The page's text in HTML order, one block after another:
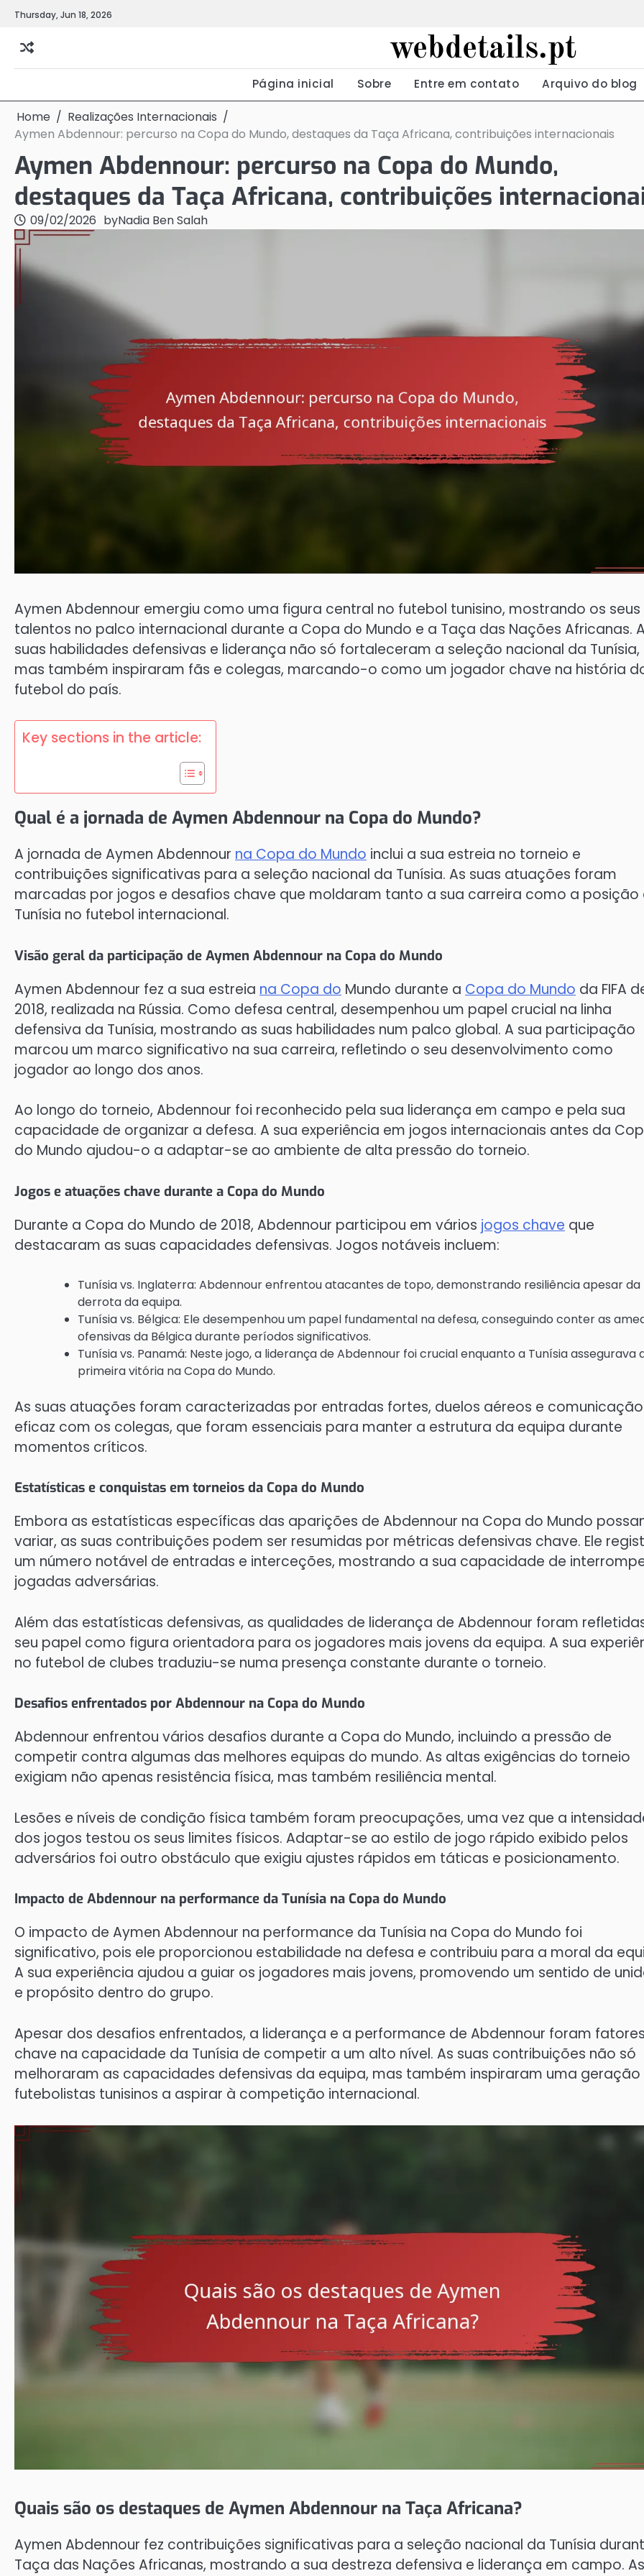
Skip
content
Thursday, Jun 18, 2026
webdetails.pt
Página inicial Sobre Entre em contato Arquivo do blog
Home
Realizações Internacionais
Aymen Abdennour: percurso na Copa do Mundo, destaques da Taça Africana, contribuições internacionais
Aymen Abdennour: percurso na Copa do Mundo,
destaques da Taça Africana, contribuições
09/02/2026 byNadia Ben Salah
Aymen Abdennour emergiu como uma figura central no futebol tunisino, mostrando os seus
talentos no palco internacional durante a Copa do Mundo e a Taça das Nações Africanas.
suas habilidades defensivas e liderança não só fortaleceram a seleção nacional da Tunísia,
mas também inspiraram fãs e colegas, marcando-o como um jogador chave na história
futebol do país.
Key sections in the article:
Qual é a jornada de Aymen Abdennour na Copa do Mundo?
A jornada de Aymen Abdennour na Copa do Mundo inclui a sua estreia no torneio e
contribuições significativas para a seleção nacional da Tunísia. As suas atuações foram
marcadas por jogos e desafios chave que moldaram tanto a sua carreira como a posição
Tunísia no futebol internacional.
Visão geral da participação de Aymen Abdennour na Copa do Mundo
Aymen Abdennour fez a sua estreia na Copa do Mundo durante a Copa do Mundo da FIFA
2018, realizada na Rússia. Como defesa central, desempenhou um papel crucial na linha
defensiva da Tunísia, mostrando as suas habilidades num palco global. A sua participação
marcou um marco significativo na sua carreira, refletindo o seu desenvolvimento como
jogador ao longo dos anos.
Ao longo do torneio, Abdennour foi reconhecido pela sua liderança em campo e pela sua
capacidade de organizar a defesa. A sua experiência em jogos internacionais antes da
do Mundo ajudou-o a adaptar-se ao ambiente de alta pressão do torneio.
Jogos e atuações chave durante a Copa do Mundo
Durante a Copa do Mundo de 2018, Abdennour participou em vários jogos chave que
destacaram as suas capacidades defensivas. Jogos notáveis incluem:
Tunísia vs. Inglaterra: Abdennour enfrentou atacantes de topo, demonstrando resiliência apesar da
derrota da equipa.
Tunísia vs. Bélgica: Ele desempenhou um papel fundamental na defesa, conseguindo conter as
ofensivas da Bélgica durante períodos significativos.
Tunísia vs. Panamá: Neste jogo, a liderança de Abdennour foi crucial enquanto a Tunísia assegurava
primeira vitória na Copa do Mundo.
As suas atuações foram caracterizadas por entradas fortes, duelos aéreos e comunicação
eficaz com os colegas, que foram essenciais para manter a estrutura da equipa durante
momentos críticos.
Estatísticas e conquistas em torneios da Copa do Mundo
Embora as estatísticas específicas das aparições de Abdennour na Copa do Mundo
variar, as suas contribuições podem ser resumidas por métricas defensivas chave. Ele
um número notável de entradas e interceções, mostrando a sua capacidade de
jogadas adversárias.
Além das estatísticas defensivas, as qualidades de liderança de Abdennour foram
seu papel como figura orientadora para os jogadores mais jovens da equipa. A sua
no futebol de clubes traduziu-se numa presença constante durante o torneio.
Desafios enfrentados por Abdennour na Copa do Mundo
Abdennour enfrentou vários desafios durante a Copa do Mundo, incluindo a pressão de
competir contra algumas das melhores equipas do mundo. As altas exigências do torneio
exigiam não apenas resistência física, mas também resiliência mental.
Lesões e níveis de condição física também foram preocupações, uma vez que a
dos jogos testou os seus limites físicos. Adaptar-se ao estilo de jogo rápido exibido pelos
adversários foi outro obstáculo que exigiu ajustes rápidos em táticas e posicionamento.
Impacto de Abdennour na performance da Tunísia na Copa do Mundo
O impacto de Aymen Abdennour na performance da Tunísia na Copa do Mundo foi
significativo, pois ele proporcionou estabilidade na defesa e contribuiu para a moral da
A sua experiência ajudou a guiar os jogadores mais jovens, promovendo um sentido de
e propósito dentro do grupo.
Apesar dos desafios enfrentados, a liderança e a performance de Abdennour foram
chave na capacidade da Tunísia de competir a um alto nível. As suas contribuições não só
melhoraram as capacidades defensivas da equipa, mas também inspiraram uma geração
futebolistas tunisinos a aspirar à competição internacional.
Quais são os destaques de Aymen Abdennour na Taça Africana?
Aymen Abdennour fez contribuições significativas para a seleção nacional da Tunísia
Taça das Nações Africanas, mostrando a sua destreza defensiva e liderança em campo. As